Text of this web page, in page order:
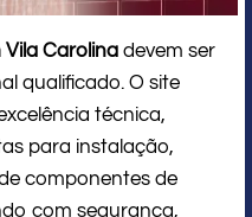
Carolina devem ser
qualificado. O site
técnica,
para instalação,
componentes de
com segurança,